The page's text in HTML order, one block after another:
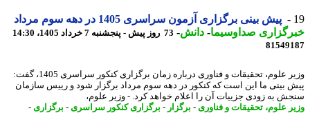
پیش بینی برگزاری آزمون سراسری 1405 در دهه سوم مرداد
صداوسیما-دانش -73 روز پیش - پنجشنبه 7 خرداد 1405، 14:30
وزیر علوم، تحقیقات و فناوری درباره زمان برگزاری کنکور سراسری 1405، گفت:
بینی ما این است که کنکور در دهه سوم مرداد برگزار شود و رییس سازمان
به زودی جزییات آن را اعلام خواهد کرد. - وزیر علوم،
علوم، تحقیقات و فناوری- برگزار - برگزاری کنکور سراسری- برگزاری